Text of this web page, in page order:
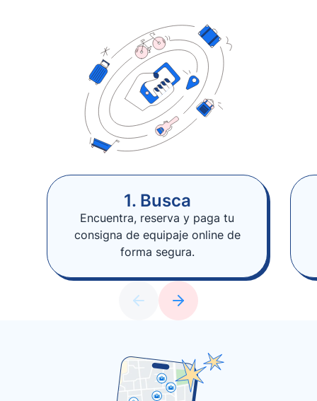
1. Busca
Encuentra, reserva y paga tu
consigna de equipaje online de
forma segura.